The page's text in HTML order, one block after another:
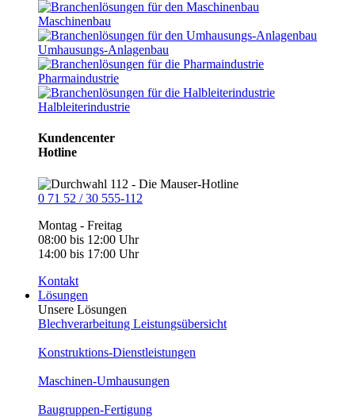
Maschinenbau
Umhausungs-Anlagenbau
Pharmaindustrie
Halbleiterindustrie
Kundencenter
Hotline
0 71 52 / 30 555-112
Montag - Freitag
08:00 bis 12:00 Uhr
14:00 bis 17:00 Uhr
Kontakt
Lösungen
Unsere Lösungen
Blechverarbeitung Leistungsübersicht
Konstruktions-Dienstleistungen
Maschinen-Umhausungen
Baugruppen-Fertigung